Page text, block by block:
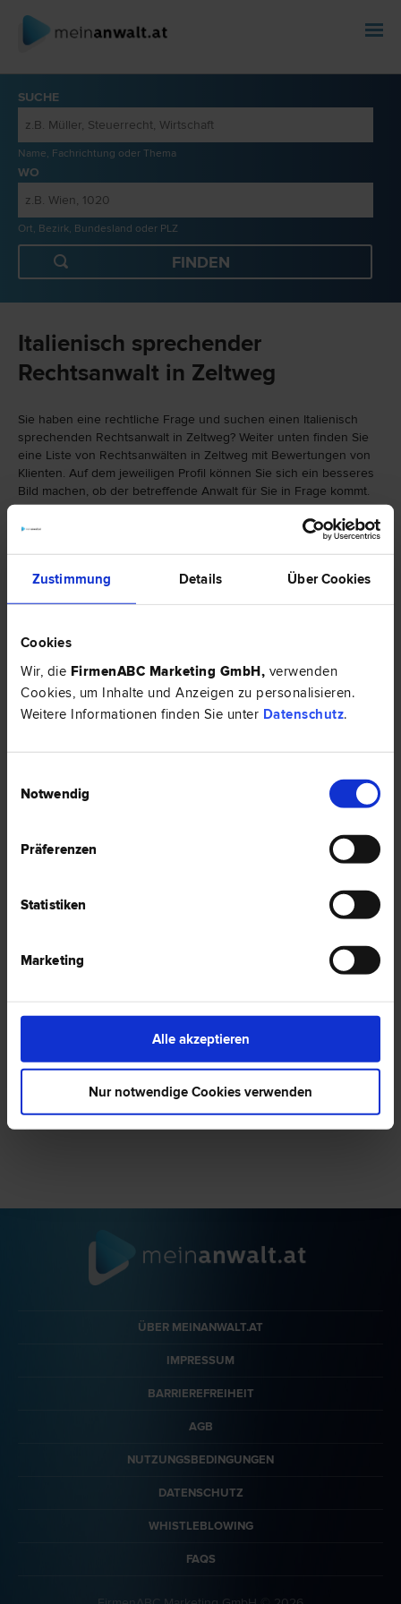
Zustimmung Details Über Cookies
Cookies
Wir, die FirmenABC Marketing GmbH, verwenden
Cookies, um Inhalte und Anzeigen zu personalisieren.
Weitere Informationen finden Sie unter Datenschutz.
Notwendig
Präferenzen
Statistiken
Marketing
Alle akzeptieren
Nur notwendige Cookies verwenden
SUCHE
Name, Fachrichtung oder Thema
WO
Ort, Bezirk, Bundesland oder PLZ
Italienisch sprechender
Rechtsanwalt in Zeltweg
Sie haben eine rechtliche Frage und suchen einen Italienisch
sprechenden Rechtsanwalt in Zeltweg? Weiter unten finden Sie
eine Liste von Rechtsanwälten in Zeltweg mit Bewertungen von
Klienten. Auf dem jeweiligen Profil können Sie sich ein besseres
Bild machen, ob der betreffende Anwalt für Sie in Frage kommt.
Falls Sie einen Rechtsanwalt in Zeltweg mit einer bestimmten
Spezialisierung suchen, finden Sie hier eine Auswahl von
Dr. Manfred PEIKER
Arbeits­recht | Inkasso- und Exekutions­recht | Insolvenz­recht |
8740 Zeltweg
0 Bewertungen
ÜBER MEINANWALT.AT
IMPRESSUM
BARRIEREFREIHEIT
AGB
NUTZUNGSBEDINGUNGEN
DATENSCHUTZ
WHISTLEBLOWING
FAQS